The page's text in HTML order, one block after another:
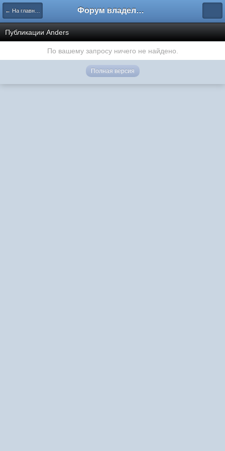
← На главную Форум владельцев интернет-магазинов
Публикации Anders
По вашему запросу ничего не найдено.
Полная версия